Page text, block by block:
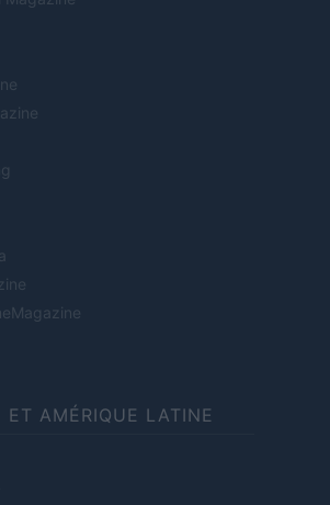
ET AMÉRIQUE LATINE